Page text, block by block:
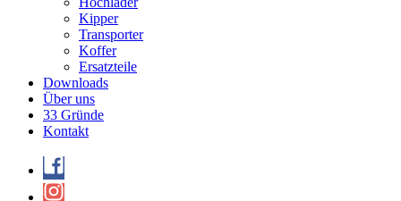
Kipper
Transporter
Koffer
Ersatzteile
Downloads
Über uns
33 Gründe
Kontakt